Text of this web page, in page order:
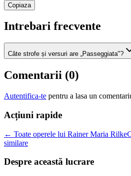
Copiaza
Intrebari frecvente
Câte strofe și versuri are „Passeggiata"?
Comentarii (0)
Autentifica-te pentru a lasa un
Acțiuni rapide
← Toate operele lui Rainer Maria Rilke
similare
Despre această lucrare